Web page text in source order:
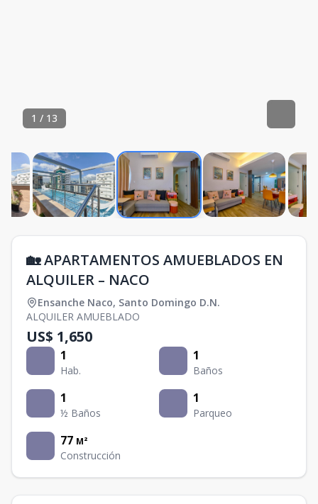
1 / 13
🏡 APARTAMENTOS AMUEBLADOS EN
ALQUILER – NACO
Ensanche Naco, Santo Domingo D.N.
ALQUILER AMUEBLADO
US$ 1,650
1
Hab.
1
Baños
1
½ Baños
1
Parqueo
77 M²
Construcción